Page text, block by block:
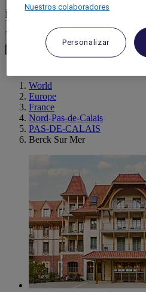
Moneda
Confirmar mi moneda
World
Europe
France
Nord-Pas-de-Calais
PAS-DE-CALAIS
Berck Sur Mer
Nuestros colaboradores
Personalizar